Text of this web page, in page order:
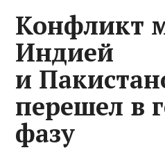
Конфликт
Индией
и
перешел в
фазу